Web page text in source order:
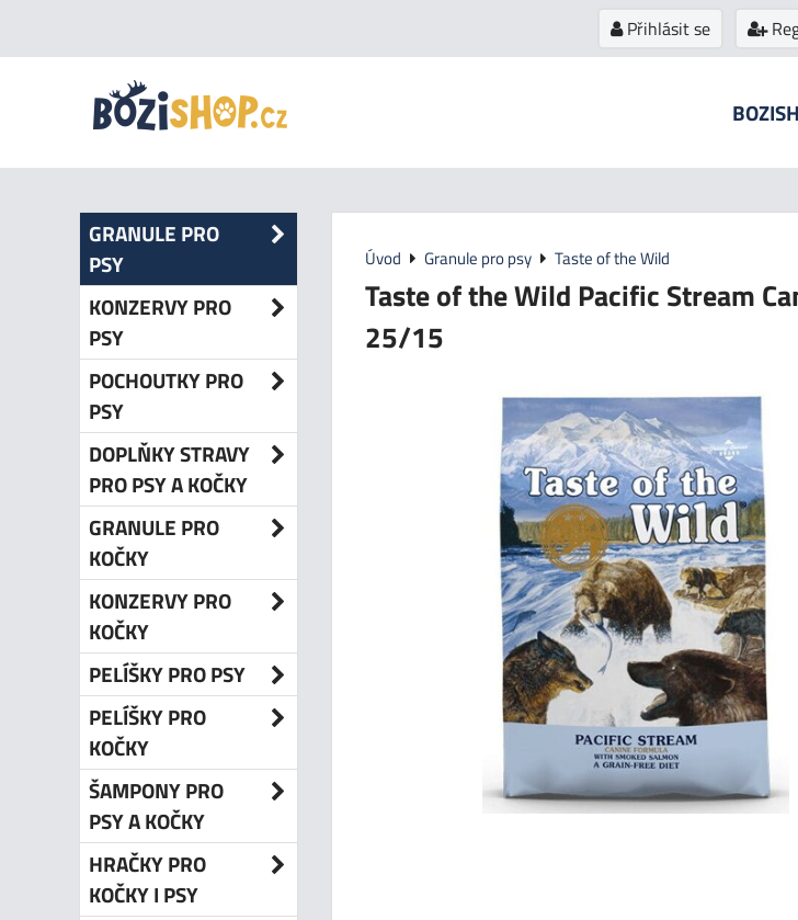
Přihlásit se
Úvod Granule pro psy Taste of the Wild
Taste of the Wild Pacific Stream
25/15
GRANULE PRO
PSY
KONZERVY PRO
PSY
POCHOUTKY PRO
PSY
DOPLŇKY STRAVY
PRO PSY A KOČKY
GRANULE PRO
KOČKY
KONZERVY PRO
KOČKY
PELÍŠKY PRO PSY
PELÍŠKY PRO
KOČKY
ŠAMPONY PRO
PSY A KOČKY
HRAČKY PRO
KOČKY I PSY